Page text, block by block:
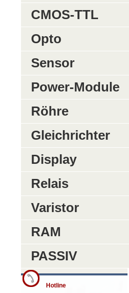
CMOS-TTL
Opto
Sensor
Power-Module
Röhre
Gleichrichter
Display
Relais
Varistor
RAM
PASSIV
Hotline